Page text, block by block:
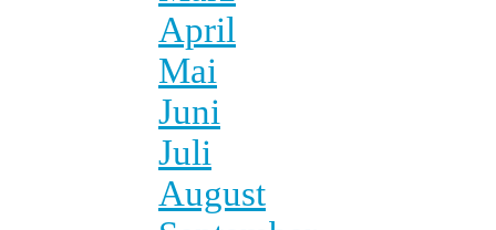
April
Mai
Juni
Juli
August